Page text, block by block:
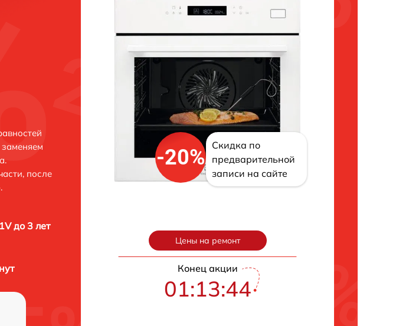
после
до 3 лет
-20%
Скидка по
предварительной
записи на сайте
Цены на ремонт
Конец акции
01:13:43